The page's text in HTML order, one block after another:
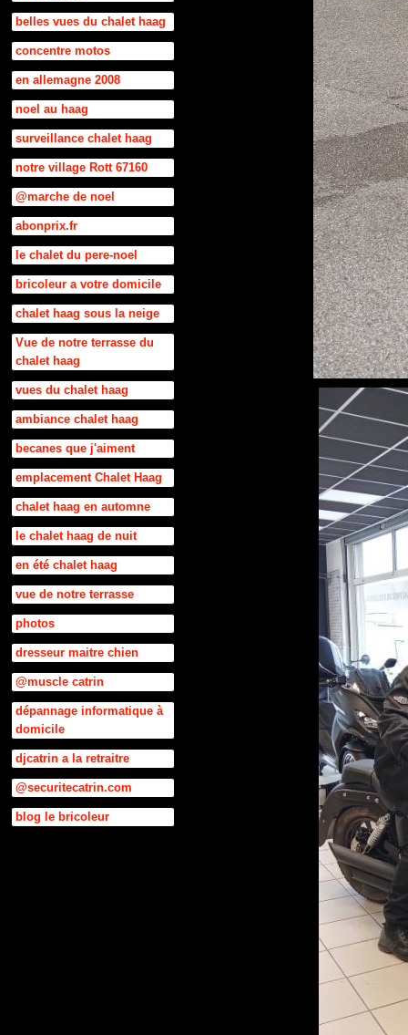
belles vues du chalet haag
concentre motos
en allemagne 2008
noel au haag
surveillance chalet haag
notre village Rott 67160
@marche de noel
abonprix.fr
le chalet du pere-noel
bricoleur a votre domicile
chalet haag sous la neige
Vue de notre terrasse du
chalet haag
vues du chalet haag
ambiance chalet haag
becanes que j'aiment
emplacement Chalet Haag
chalet haag en automne
le chalet haag de nuit
en été chalet haag
vue de notre terrasse
photos
dresseur maitre chien
@muscle catrin
dépannage informatique à
domicile
djcatrin a la retraitre
@securitecatrin.com
blog le bricoleur